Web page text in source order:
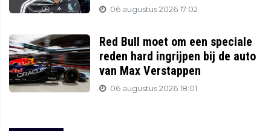
06 augustus 2026 17:02
Red Bull moet om een speciale
reden hard ingrijpen bij de auto
van Max Verstappen
06 augustus 2026 18:01